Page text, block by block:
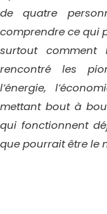
de quatre
comprendre ce qui
surtout comment
rencontré les
l’énergie,
mettant bout à
qui fonctionnent
que pourrait être le